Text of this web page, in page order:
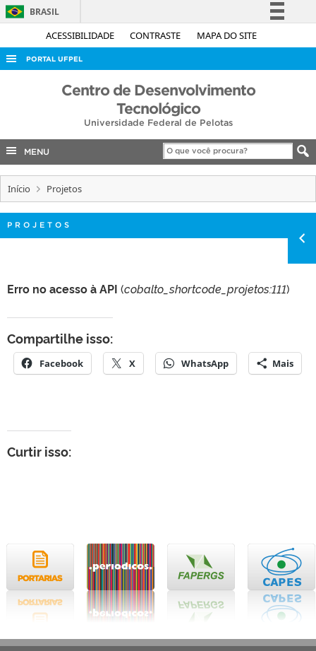
ACESSIBILIDADE CONTRASTE MAPA DO SITE
BRASIL
Simplifique!
Acesso à informação
Legislação
Canais
PORTAL UFPEL
CONCURSOS
INTERNACIONAL
OUVIDORIA
Centro de Desenvolvimento
Tecnológico
Universidade Federal de Pelotas
MENU
Início Projetos
PROJETOS
Erro no acesso à API (cobalto_shortcode_projetos:111)
Compartilhe isso:
Facebook X WhatsApp Mais
Curtir isso: